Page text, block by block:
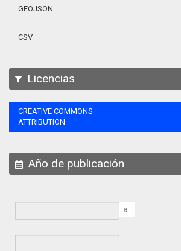
GEOJSON
CSV
Licencias
CREATIVE COMMONS
ATTRIBUTION
Año de publicación
a